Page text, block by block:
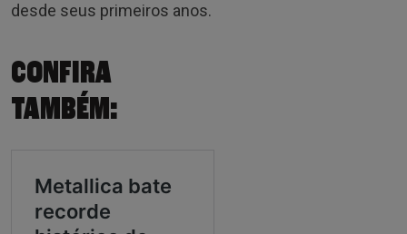
desde seus primeiros anos.
CONFIRA
TAMBÉM: